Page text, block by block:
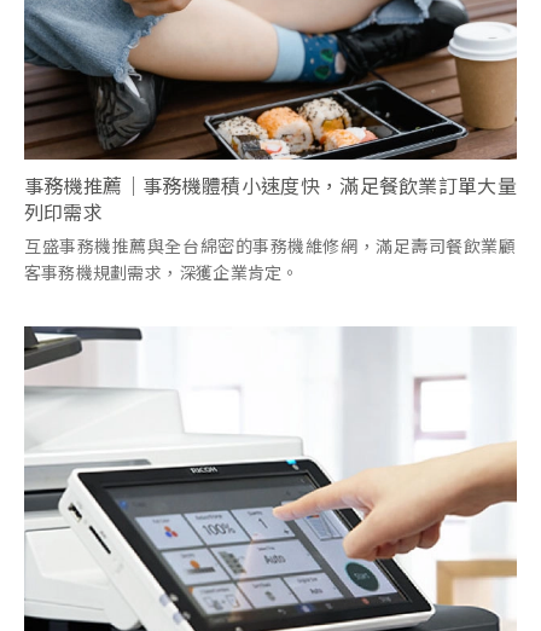
事務機推薦｜事務機體積小速度快，滿足餐飲業訂單大量
列印需求
互盛事務機推薦與全台綿密的事務機維修網，滿足壽司餐飲業顧
客事務機規劃需求，深獲企業肯定。